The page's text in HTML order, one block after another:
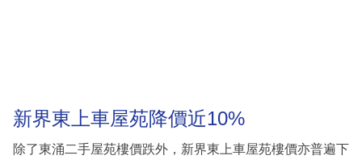
新界東上車屋苑降價近10%
除了東涌二手屋苑樓價跌外，新界東上車屋苑樓價亦普遍下